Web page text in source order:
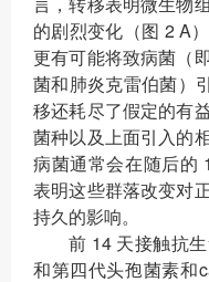
的剧烈变化（图 2 A
更有可能将致病菌（
菌和肺炎克雷伯菌）
移还耗尽了假定的有
菌种以及上面引入的
病菌通常会在随后的
表明这些群落改变对
持久的影响。
前 14 天接触抗
和第四代头孢菌素和